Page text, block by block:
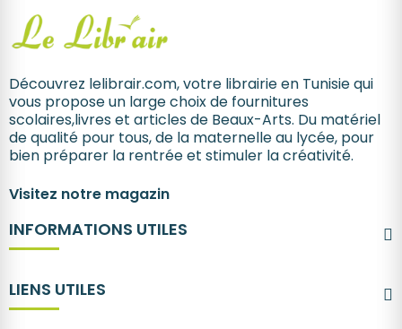
Découvrez lelibrair.com, votre librairie en Tunisie qui
vous propose un large choix de fournitures
scolaires,livres et articles de Beaux-Arts. Du matériel
de qualité pour tous, de la maternelle au lycée, pour
bien préparer la rentrée et stimuler la créativité.
Visitez notre magazin
INFORMATIONS UTILES
LIENS UTILES